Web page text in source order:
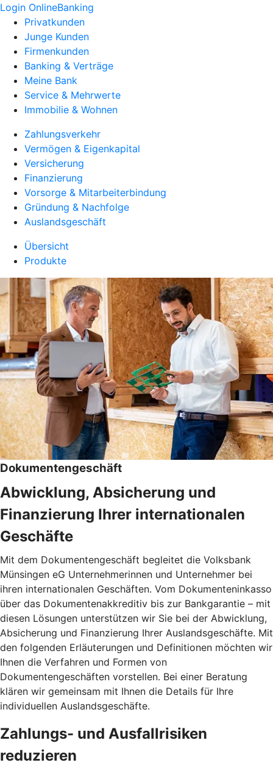
Login OnlineBanking
Privatkunden
Junge Kunden
Firmenkunden
Banking & Verträge
Meine Bank
Service & Mehrwerte
Immobilie & Wohnen
Zahlungsverkehr
Vermögen & Eigenkapital
Versicherung
Finanzierung
Vorsorge & Mitarbeiterbindung
Gründung & Nachfolge
Auslandsgeschäft
Übersicht
Produkte
Dokumentengeschäft
Abwicklung, Absicherung und
Finanzierung Ihrer internationalen
Geschäfte
Mit dem Dokumentengeschäft begleitet die Volksbank
Münsingen eG Unternehmerinnen und Unternehmer bei
ihren internationalen Geschäften. Vom Dokumenteninkasso
über das Dokumentenakkreditiv bis zur Bankgarantie – mit
diesen Lösungen unterstützen wir Sie bei der Abwicklung,
Absicherung und Finanzierung Ihrer Auslandsgeschäfte. Mit
den folgenden Erläuterungen und Definitionen möchten wir
Ihnen die Verfahren und Formen von
Dokumentengeschäften vorstellen. Bei einer Beratung
klären wir gemeinsam mit Ihnen die Details für Ihre
individuellen Auslandsgeschäfte.
Zahlungs- und Ausfallrisiken
reduzieren